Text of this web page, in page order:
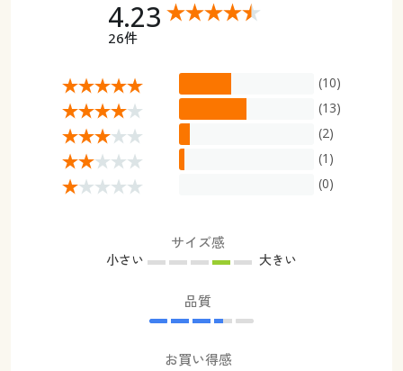
4.23
26件
(10)
(13)
(2)
(1)
(0)
サイズ感
小さい 大きい
品質
お買い得感